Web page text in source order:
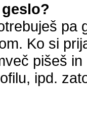
pa
Ko si
pišeš
ipd.